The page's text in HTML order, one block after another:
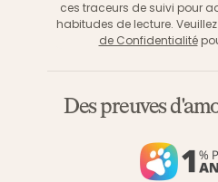
ces traceurs de suivi pour
habitudes de lecture.
de Confidentialité
Des preuves